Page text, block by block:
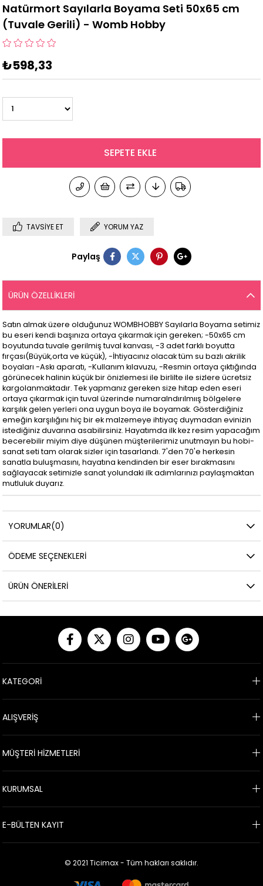
Natürmort Sayılarla Boyama Seti 50x65 cm
(Tuvale Gerili) - Womb Hobby
₺598,33
TAVSIYE ET YORUM YAZ
Paylaş
ÜRÜN ÖZELLIKLERI
Satın almak üzere olduğunuz WOMBHOBBY Sayılarla Boyama setimiz
bu eseri kendi başınıza ortaya çıkarmak için gereken; -50x65 cm
boyutunda tuvale gerilmiş tuval kanvası, -3 adet farklı boyutta
fırçası(Büyük,orta ve küçük), -İhtiyacınız olacak tüm su bazlı akrilik
boyaları -Askı aparatı, -Kullanım kılavuzu, -Resmin ortaya çıktığında
görünecek halinin küçük bir önizlemesi ile birlilte ile sizlere ücretsiz
kargolanmaktadır. Tek yapmanız gereken size hitap eden eseri
ortaya çıkarmak için tuval üzerinde numaralndırılmıış bölgelere
karşılık gelen yerleri ona uygun boya ile boyamak. Gösterdiğiniz
emeğin karşılığını hiç bir ek malzemeye ihtiyaç duymadan evinizin
istediğiniz duvarına asabilirsiniz. Hayatımda ilk kez resim yapacağım
becerebilir miyim diye düşünen müşterilerimiz unutmayın bu hobi-
sanat seti tam olarak sizler için tasarlandı. 7'den 70'e herkesin
sanatla buluşmasını, hayatına kendinden bir eser bırakmasını
sağlayacak setimizle sanat yolundaki ilk adımlarınızı paylaşmaktan
mutluluk duyarız.
YORUMLAR(0)
ÖDEME SEÇENEKLERI
ÜRÜN ÖNERILERI
KATEGORİ
ALIŞVERİŞ
MÜŞTERİ HİZMETLERİ
KURUMSAL
E-BÜLTEN KAYIT
© 2021 Ticimax - Tüm hakları saklıdır.